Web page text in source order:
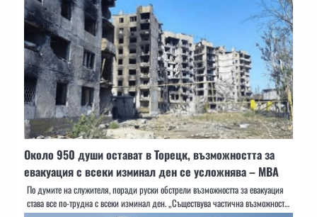
Около 950 души остават в Торецк, възможността за
евакуация с всеки изминал ден се усложнява – МВА
По думите на служителя, поради руски обстрели възможността за евакуация
става все по-трудна с всеки изминал ден. „Съществува частична възможност…